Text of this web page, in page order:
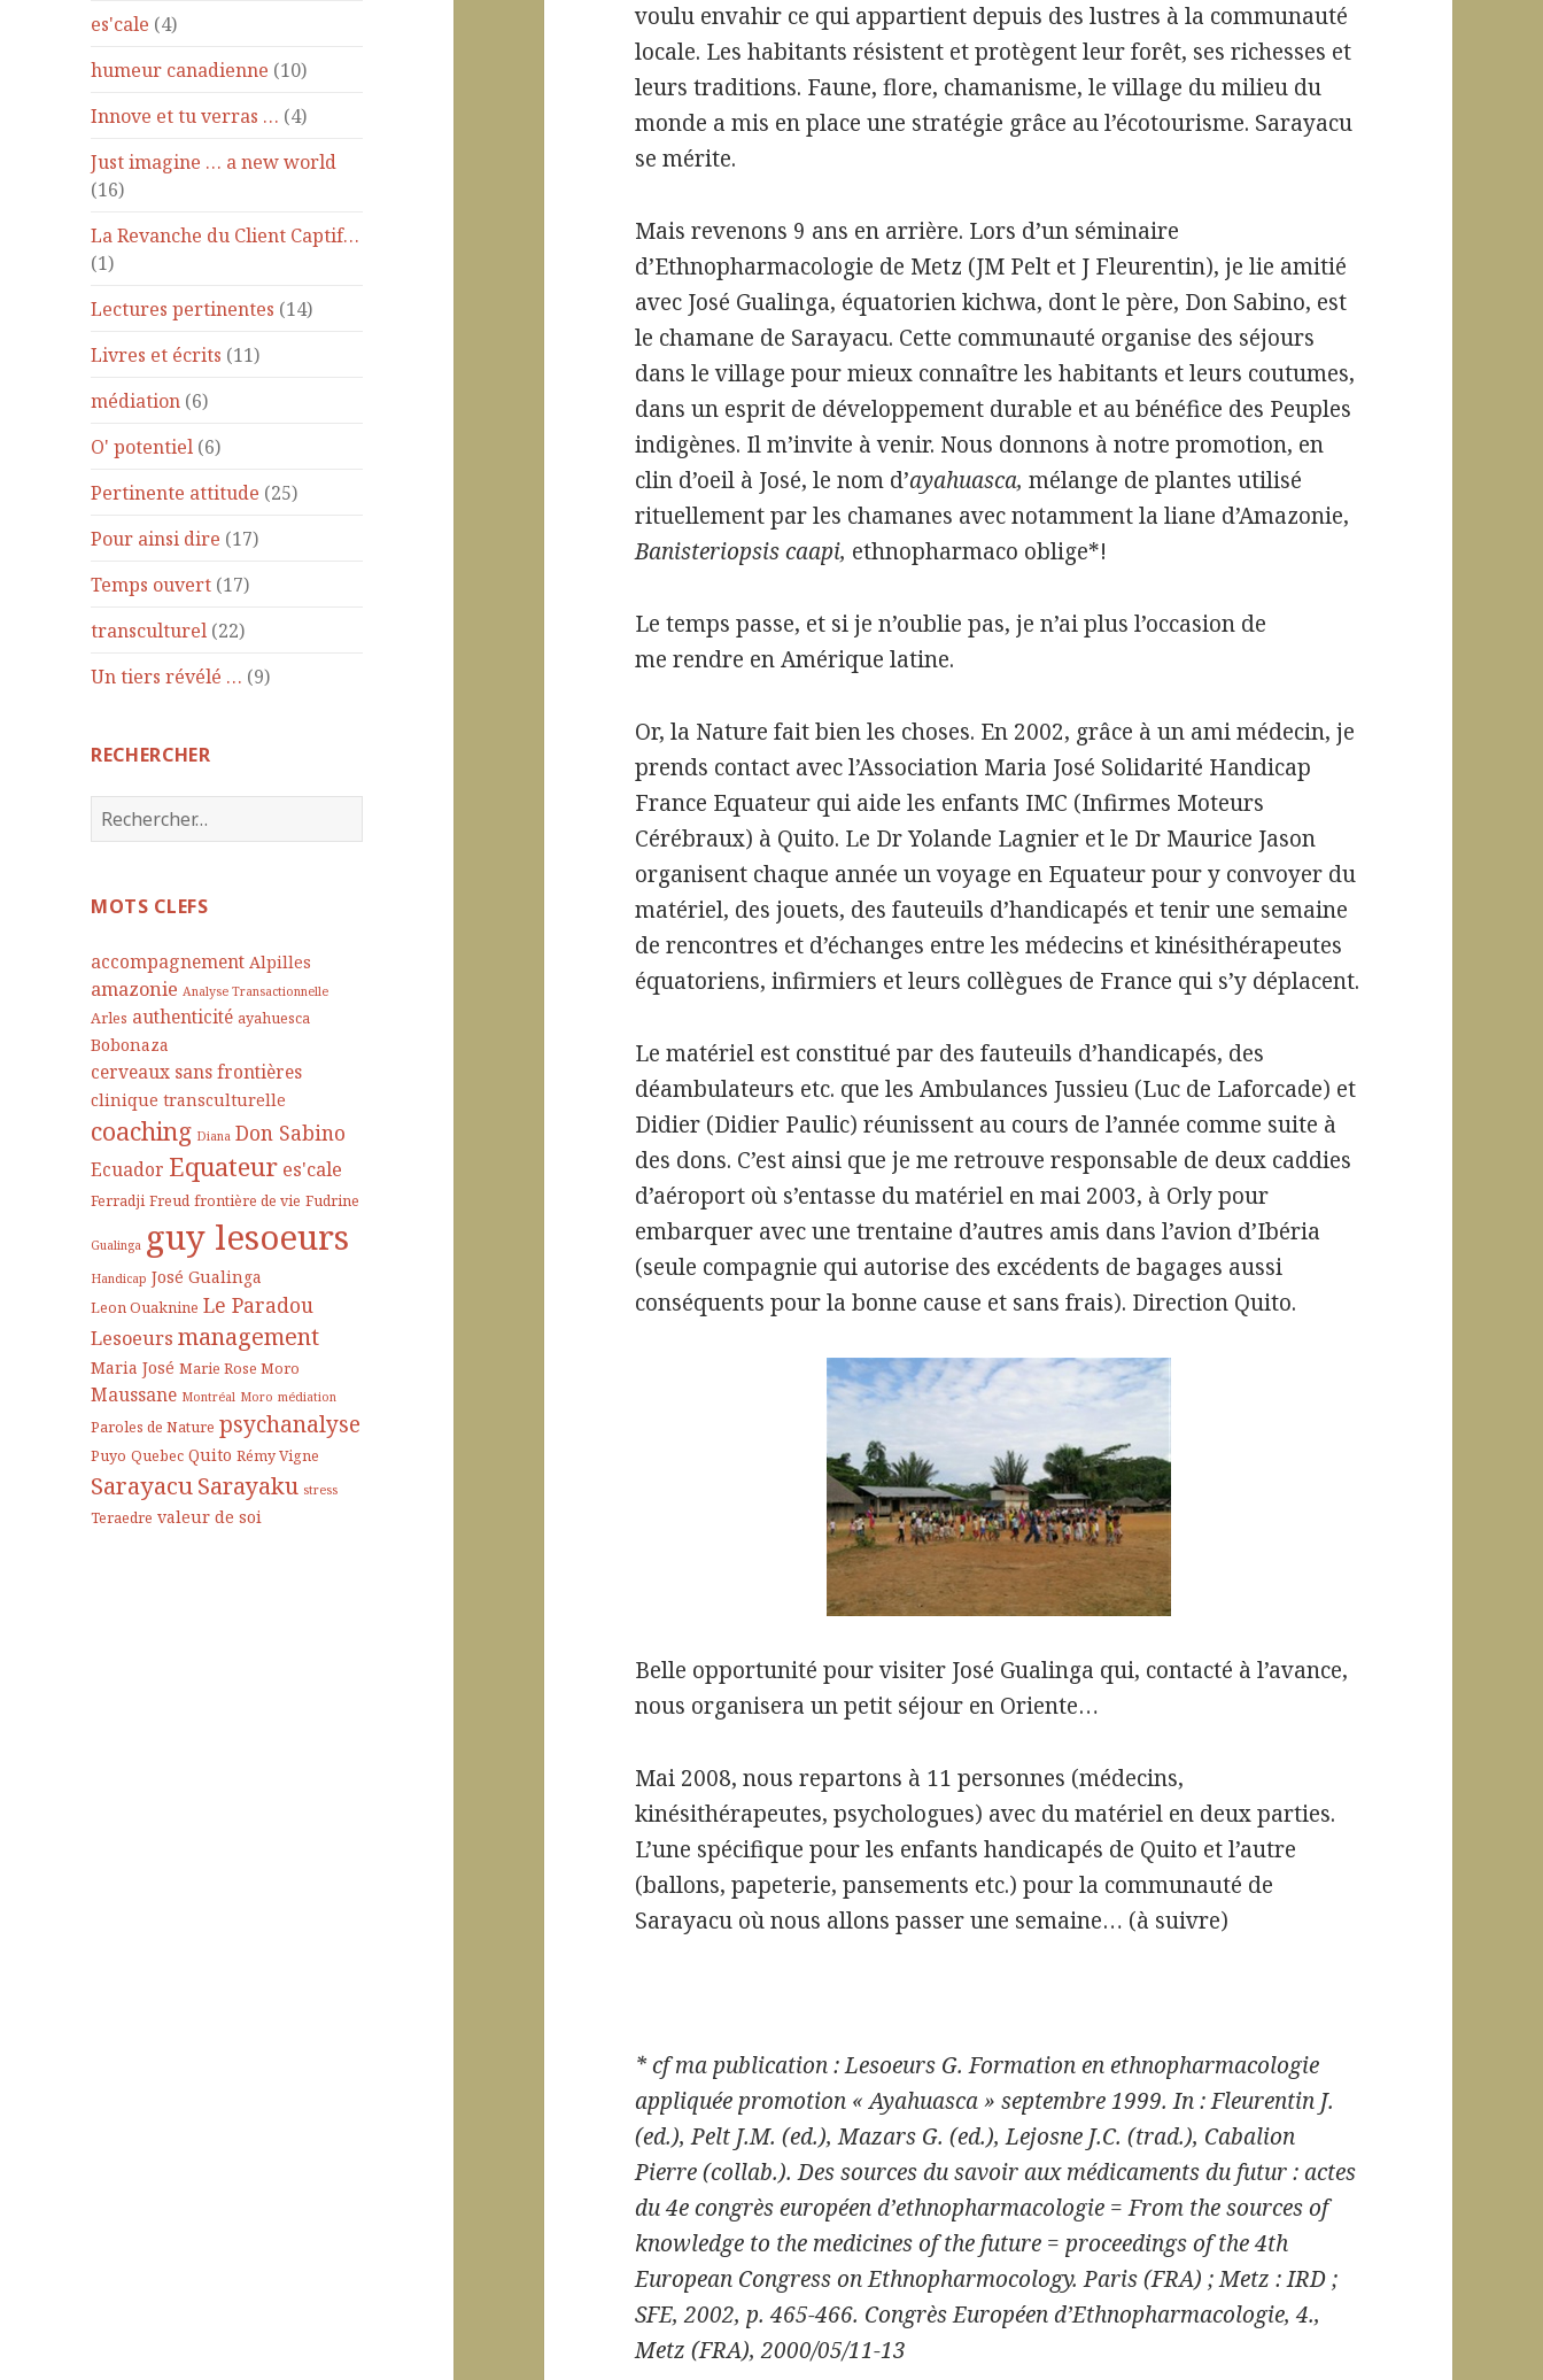
es'cale (4)
humeur canadienne (10)
Innove et tu verras … (4)
Just imagine … a new world
(16)
La Revanche du Client Captif…
(1)
Lectures pertinentes (14)
Livres et écrits (11)
médiation (6)
O' potentiel (6)
Pertinente attitude (25)
Pour ainsi dire (17)
Temps ouvert (17)
transculturel (22)
Un tiers révélé … (9)
RECHERCHER
R
e
e
c
h
e
r
:
MOTS CLEFS
accompagnement Alpilles
amazonie Analyse Transactionnelle
Arles authenticité ayahuesca
Bobonaza
cerveaux sans frontières
clinique transculturelle
coaching Diana Don Sabino
Ecuador Equateur es'cale
Ferradji Freud frontière de vie Fudrine
Gualinga guy lesoeurs
Handicap José Gualinga
Leon Ouaknine Le Paradou
Lesoeurs management
Maria José Marie Rose Moro
Maussane Montréal Moro médiation
Paroles de Nature psychanalyse
Puyo Quebec Quito Rémy Vigne
SarayacuSarayaku stress
Teraedre valeur de soi
voulu envahir ce qui appartient depuis des lustres à la communauté
locale. Les habitants résistent et protègent leur forêt, ses richesses et
leurs traditions. Faune, flore, chamanisme, le village du milieu du
monde a mis en place une stratégie grâce au l’écotourisme. Sarayacu
se mérite.
Mais revenons 9 ans en arrière. Lors d’un séminaire
d’Ethnopharmacologie de Metz (JM Pelt et J Fleurentin), je lie amitié
avec José Gualinga, équatorien kichwa, dont le père, Don Sabino, est
le chamane de Sarayacu. Cette communauté organise des séjours
dans le village pour mieux connaître les habitants et leurs coutumes,
dans un esprit de développement durable et au bénéfice des Peuples
indigènes. Il m’invite à venir. Nous donnons à notre promotion, en
clin d’oeil à José, le nom d’ayahuasca,mélange de plantes utilisé
rituellement par les chamanes avec notamment la liane d’Amazonie,
Banisteriopsis caapi, ethnopharmaco oblige*!
Le temps passe, et si je n’oublie pas, je n’ai plus l’occasion de
me rendre en Amérique latine.
Or, la Nature fait bien les choses. En 2002, grâce à un ami médecin, je
prends contact avec l’Association Maria José Solidarité Handicap
France Equateur qui aide les enfants IMC (Infirmes Moteurs
Cérébraux) à Quito. Le Dr Yolande Lagnier et le Dr Maurice Jason
organisent chaque année un voyage en Equateur pour y convoyer du
matériel, des jouets, des fauteuils d’handicapés et tenir une semaine
de rencontres et d’échanges entre les médecins et kinésithérapeutes
équatoriens, infirmiers et leurs collègues de France qui s’y déplacent.
Le matériel est constitué par des fauteuils d’handicapés, des
déambulateurs etc. que les Ambulances Jussieu (Luc de Laforcade) et
Didier (Didier Paulic) réunissent au cours de l’année comme suite à
des dons. C’est ainsi que je me retrouve responsable de deux caddies
d’aéroport où s’entasse du matériel en mai 2003, à Orly pour
embarquer avec une trentaine d’autres amis dans l’avion d’Ibéria
(seule compagnie qui autorise des excédents de bagages aussi
conséquents pour la bonne cause et sans frais). Direction Quito.
Belle opportunité pour visiter José Gualinga qui, contacté à l’avance,
nous organisera un petit séjour en Oriente…
Mai 2008, nous repartons à 11 personnes (médecins,
kinésithérapeutes, psychologues) avec du matériel en deux parties.
L’une spécifique pour les enfants handicapés de Quito et l’autre
(ballons, papeterie, pansements etc.) pour la communauté de
Sarayacu où nous allons passer une semaine… (à suivre)
* cf ma publication : Lesoeurs G. Formation en ethnopharmacologie
appliquée promotion « Ayahuasca » septembre 1999. In :Fleurentin J.
(ed.),Pelt J.M. (ed.),Mazars G. (ed.),Lejosne J.C. (trad.), Cabalion
Pierre (collab.). Des sources du savoir aux médicaments du futur : actes
du 4e congrès européen d’ethnopharmacologie = From the sources of
knowledge to the medicines of the future = proceedings of the 4th
European Congress on Ethnopharmocology. Paris (FRA) ; Metz : IRD ;
SFE, 2002, p. 465-466. Congrès Européen d’Ethnopharmacologie, 4.,
Metz (FRA), 2000/05/11-13